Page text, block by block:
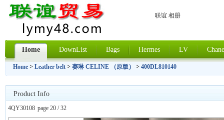
联谊 相册
Home DownList Bags Hermes LV
Home > Leather belt > 赛琳 CELINE （原版） > 400DL810140
Product Info
4QY30108 page 20 / 32